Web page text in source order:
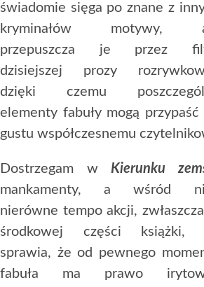
świadomie sięga po znane z
kryminałów motywy,
przepuszcza je przez
dzisiejszej prozy
dzięki czemu
elementy fabuły mogą przypaść
gustu współczesnemu
Dostrzegam wKierunku
mankamenty, a wśród
nierówne tempo akcji,
środkowej części książki,
sprawia, że od pewnego
fabuła ma prawo